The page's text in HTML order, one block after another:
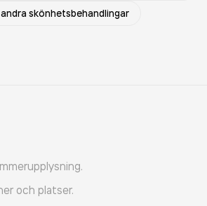
skönhetsbehandlingar
och platser.